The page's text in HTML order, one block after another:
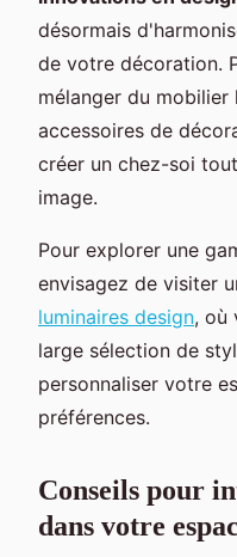
désormais
de votre décoration.
mélanger du mobilier
accessoires de
créer un chez-soi
image.
Pour explorer une
envisagez de visiter
luminaires design, où
large sélection de
personnaliser votre
préférences.
Conseils pour
dans votre